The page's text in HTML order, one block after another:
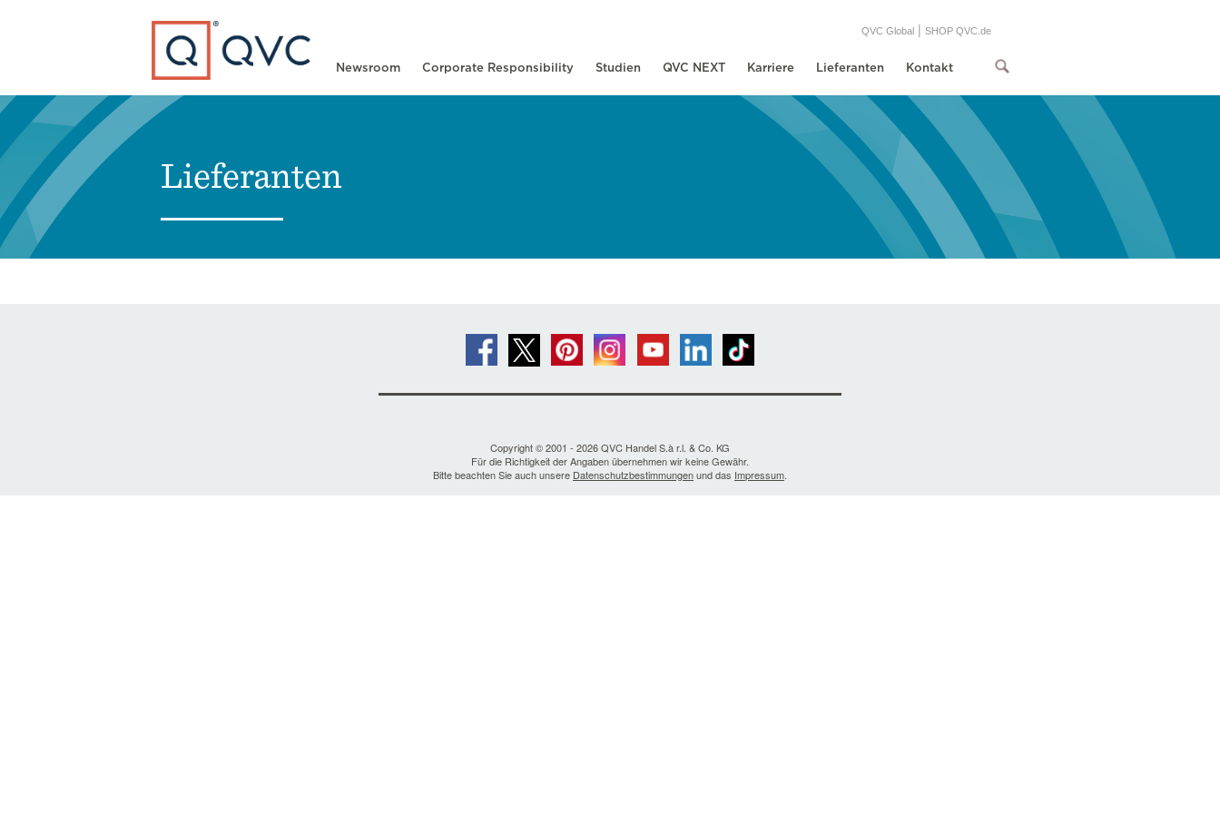
Newsroom Corporate Responsibility Studien QVC NEXT Karriere Lieferanten Kontakt
QVC Global | SHOP QVC.de
Type to search
Lieferanten
Copyright © 2001 - 2026 QVC Handel S.à r.l. & Co. KG
Für die Richtigkeit der Angaben übernehmen wir keine Gewähr.
Bitte beachten Sie auch unsere Datenschutzbestimmungenund das Impressum.